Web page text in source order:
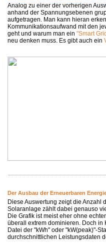
Analog zu einer der vorherigen
anhand der Spannungsebenen
aufgetragen. Man kann hieran
Kommunikationsaufwand mit den
geht und warum man ein "Smart
neu denken muss. Es gibt auch ein
Der Ausbau der Erneuerbaren
Diese Auswertung zeigt die Anzahl
Solaranlage zählt dabei genauso
Die Grafik ist meist eher ohne
überall extrem dominieren. Doch in
Datei der "kWh" oder "kW(peak)"-
durchschnittlichen Leistungsdaten